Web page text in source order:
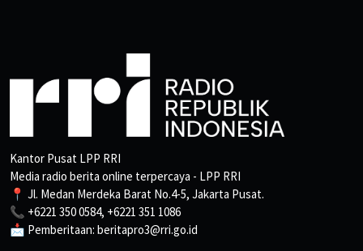
Kantor Pusat LPP RRI
Media radio berita online terpercaya - LPP RRI
📍 Jl. Medan Merdeka Barat No.4-5, Jakarta Pusat.
📞 +6221 350 0584, +6221 351 1086
📩 Pemberitaan: beritapro3@rri.go.id